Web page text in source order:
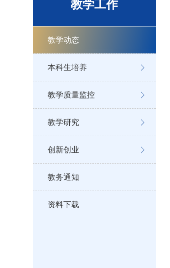
教学工作
教学动态
本科生培养
教学质量监控
教学研究
创新创业
教务通知
资料下载